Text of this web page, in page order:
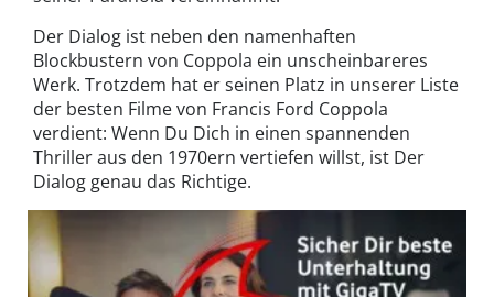
Der Dialog ist neben den namenhaften
Blockbustern von Coppola ein unscheinbareres
Werk. Trotzdem hat er seinen Platz in unserer Liste
der besten Filme von Francis Ford Coppola
verdient: Wenn Du Dich in einen spannenden
Thriller aus den 1970ern vertiefen willst, ist Der
Dialog genau das Richtige.